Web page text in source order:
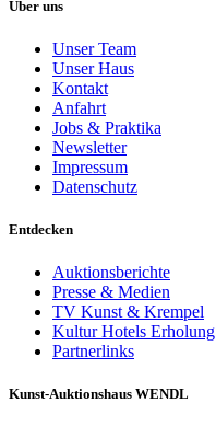
Über uns
Unser Team
Unser Haus
Kontakt
Anfahrt
Jobs & Praktika
Newsletter
Impressum
Datenschutz
Entdecken
Auktionsberichte
Presse & Medien
TV Kunst & Krempel
Kultur Hotels Erholung
Partnerlinks
Kunst-Auktionshaus WENDL